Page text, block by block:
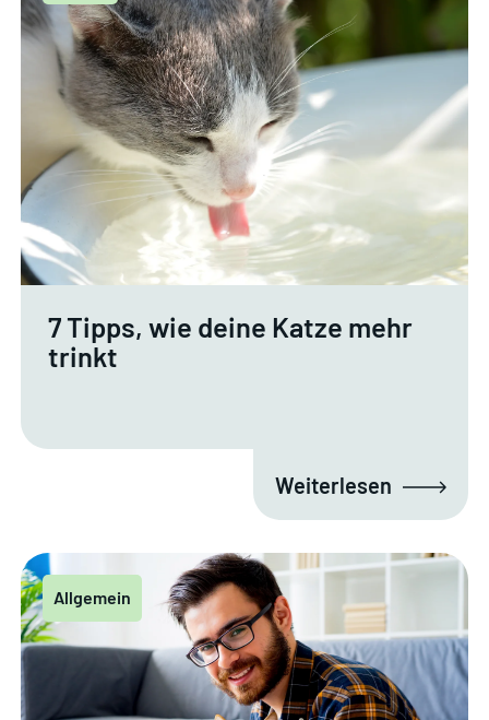
7 Tipps, wie deine Katze mehr
trinkt
Weiterlesen
Allgemein